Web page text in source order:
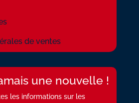
de ventes
une nouvelle !
les informations sur les